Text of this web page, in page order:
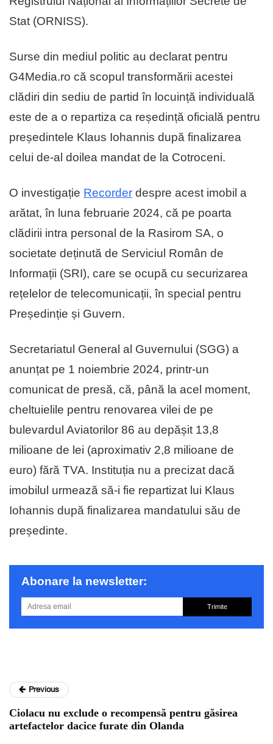
Stat (ORNISS).
Surse din mediul politic au declarat pentru
G4Media.ro că scopul transformării acestei
clădiri din sediu de partid în locuință individuală
este de a o repartiza ca reședință oficială pentru
președintele Klaus Iohannis după finalizarea
celui de-al doilea mandat de la Cotroceni.
O investigație Recorder despre acest imobil a
arătat, în luna februarie 2024, că pe poarta
clădirii intra personal de la Rasirom SA, o
societate deținută de Serviciul Român de
Informații (SRI), care se ocupă cu securizarea
rețelelor de telecomunicații, în special pentru
Președinție și Guvern.
Secretariatul General al Guvernului (SGG) a
anunțat pe 1 noiembrie 2024, printr-un
comunicat de presă, că, până la acel moment,
cheltuielile pentru renovarea vilei de pe
bulevardul Aviatorilor 86 au depășit 13,8
milioane de lei (aproximativ 2,8 milioane de
euro) fără TVA. Instituția nu a precizat dacă
imobilul urmează să-i fie repartizat lui Klaus
Iohannis după finalizarea mandatului său de
președinte.
Abonare la newsletter:
Trimite
Previous
Ciolacu nu exclude o recompensă pentru găsirea
artefactelor dacice furate din Olanda